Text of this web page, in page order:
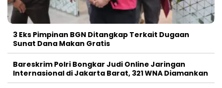
3 Eks Pimpinan BGN Ditangkap Terkait Dugaan
Sunat Dana Makan Gratis
Bareskrim Polri Bongkar Judi Online Jaringan
Internasional di Jakarta Barat, 321 WNA Diamankan